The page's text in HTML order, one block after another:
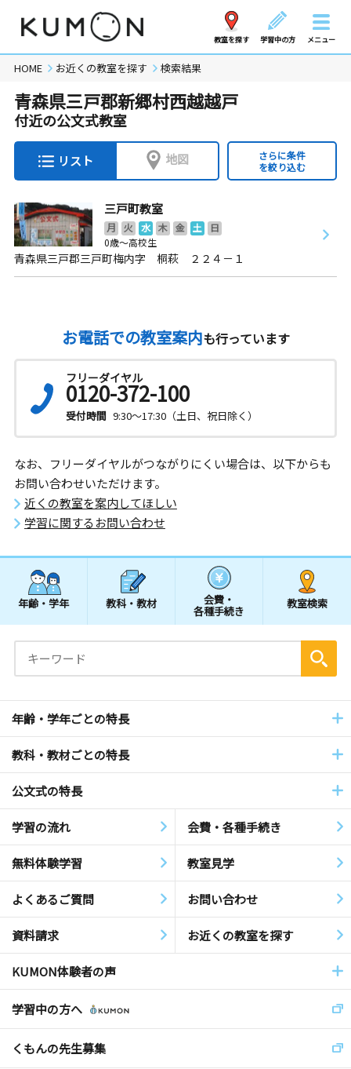
教室を探す 学習中の方 メニュー
HOME お近くの教室を探す 検索結果
青森県三戸郡新郷村西越越戸
付近の公文式教室
リスト 地図
さらに条件
を絞り込む
三戸町教室
月 火 水 木 金 土
日
0歳～高校生
青森県三戸郡三戸町梅内字 桐萩 ２２４－１
お電話での教室案内も行っています
フリーダイヤル
0120-372-100
受付時間 9:30～17:30（土日、祝日除く）
なお、フリーダイヤルがつながりにくい場合は、以下からも
お問い合わせいただけます。
近くの教室を案内してほしい
学習に関するお問い合わせ
年齢・学年 教科・教材 会費・
各種手続き
教室検索
年齢・学年ごとの特長
教科・教材ごとの特長
公文式の特長
学習の流れ 会費・各種手続き
無料体験学習 教室見学
よくあるご質問 お問い合わせ
資料請求 お近くの教室を探す
KUMON体験者の声
学習中の方へ
くもんの先生募集